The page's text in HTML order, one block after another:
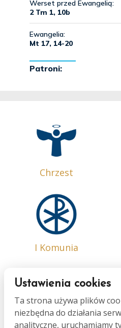
Chrzest
I Komunia
Bierzmowanie
Ustawienia cookies
Ta strona używa plików
niezbędna do działania
analityczne, uruchamiamy